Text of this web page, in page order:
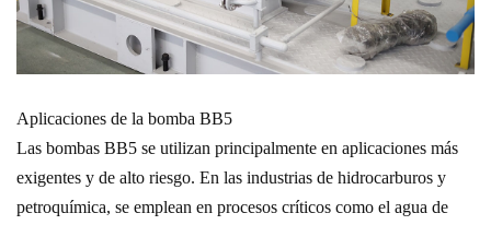
Aplicaciones de la bomba BB5
Las bombas BB5 se utilizan principalmente en aplicaciones más
exigentes y de alto riesgo. En las industrias de hidrocarburos y
petroquímica, se emplean en procesos críticos como el agua de